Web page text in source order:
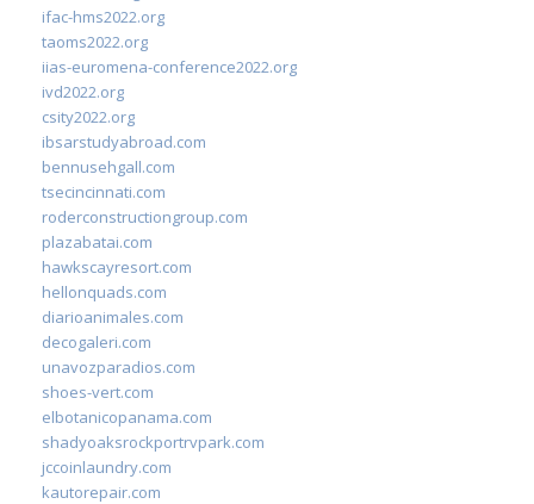
ifac-hms2022.org
taoms2022.org
iias-euromena-conference2022.org
ivd2022.org
csity2022.org
ibsarstudyabroad.com
bennusehgall.com
tsecincinnati.com
roderconstructiongroup.com
plazabatai.com
hawkscayresort.com
hellonquads.com
diarioanimales.com
decogaleri.com
unavozparadios.com
shoes-vert.com
elbotanicopanama.com
shadyoaksrockportrvpark.com
jccoinlaundry.com
kautorepair.com